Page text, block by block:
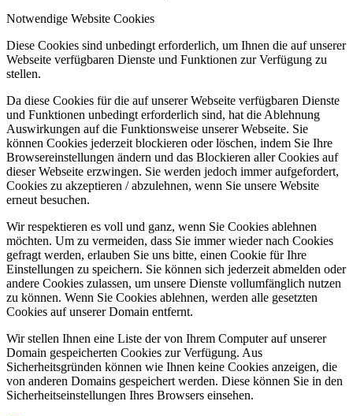
Notwendige Website Cookies
Diese Cookies sind unbedingt erforderlich, um Ihnen die auf unserer
Webseite verfügbaren Dienste und Funktionen zur Verfügung zu
stellen.
Da diese Cookies für die auf unserer Webseite verfügbaren Dienste
und Funktionen unbedingt erforderlich sind, hat die Ablehnung
Auswirkungen auf die Funktionsweise unserer Webseite. Sie
können Cookies jederzeit blockieren oder löschen, indem Sie Ihre
Browsereinstellungen ändern und das Blockieren aller Cookies auf
dieser Webseite erzwingen. Sie werden jedoch immer aufgefordert,
Cookies zu akzeptieren / abzulehnen, wenn Sie unsere Website
erneut besuchen.
Wir respektieren es voll und ganz, wenn Sie Cookies ablehnen
möchten. Um zu vermeiden, dass Sie immer wieder nach Cookies
gefragt werden, erlauben Sie uns bitte, einen Cookie für Ihre
Einstellungen zu speichern. Sie können sich jederzeit abmelden oder
andere Cookies zulassen, um unsere Dienste vollumfänglich nutzen
zu können. Wenn Sie Cookies ablehnen, werden alle gesetzten
Cookies auf unserer Domain entfernt.
Wir stellen Ihnen eine Liste der von Ihrem Computer auf unserer
Domain gespeicherten Cookies zur Verfügung. Aus
Sicherheitsgründen können wie Ihnen keine Cookies anzeigen, die
von anderen Domains gespeichert werden. Diese können Sie in den
Sicherheitseinstellungen Ihres Browsers einsehen.